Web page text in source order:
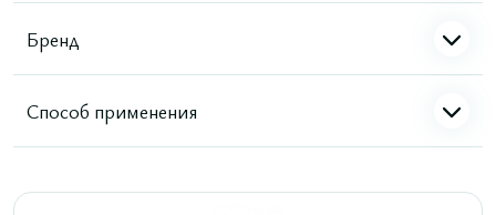
Бренд
Способ применения